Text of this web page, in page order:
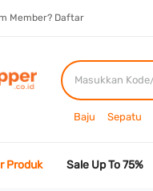
Member? Daftar
Baju Sepatu
Produk Sale Up To 75%